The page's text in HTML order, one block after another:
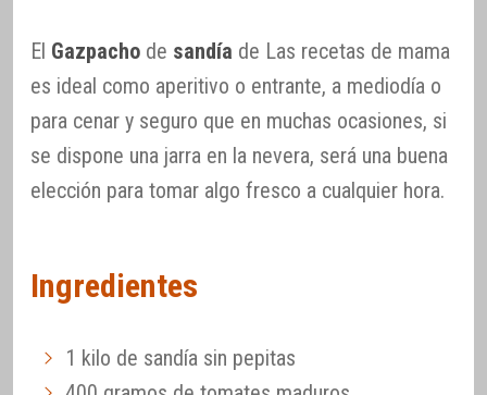
El Gazpacho de sandía de Las recetas de mama
es ideal como aperitivo o entrante, a mediodía o
para cenar y seguro que en muchas ocasiones, si
se dispone una jarra en la nevera, será una buena
elección para tomar algo fresco a cualquier hora.
Ingredientes
1 kilo de sandía sin pepitas